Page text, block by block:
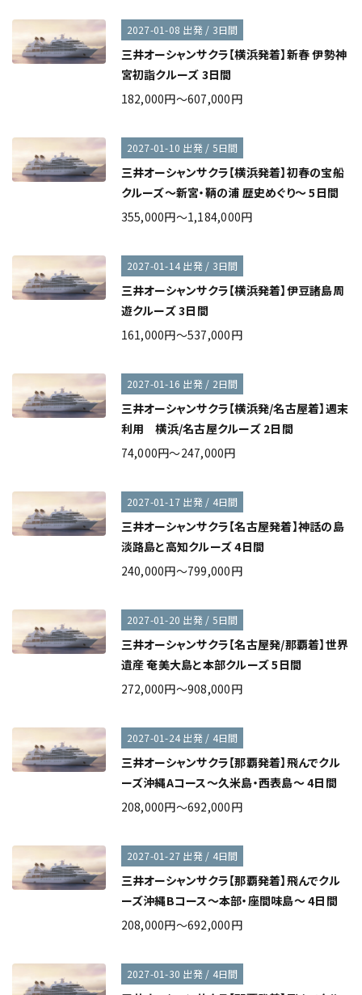
2027-01-08 出発 / 3日間
三井オーシャンサクラ【横浜発着】新春 伊勢神
宮初詣クルーズ 3日間
182,000円～607,000円
2027-01-10 出発 / 5日間
三井オーシャンサクラ【横浜発着】初春の宝船
クルーズ～新宮・鞆の浦 歴史めぐり～ 5日間
355,000円～1,184,000円
2027-01-14 出発 / 3日間
三井オーシャンサクラ【横浜発着】伊豆諸島周
遊クルーズ 3日間
161,000円～537,000円
2027-01-16 出発 / 2日間
三井オーシャンサクラ【横浜発/名古屋着】週末
利用 横浜/名古屋クルーズ 2日間
74,000円～247,000円
2027-01-17 出発 / 4日間
三井オーシャンサクラ【名古屋発着】神話の島
淡路島と高知クルーズ 4日間
240,000円～799,000円
2027-01-20 出発 / 5日間
三井オーシャンサクラ【名古屋発/那覇着】世界
遺産 奄美大島と本部クルーズ 5日間
272,000円～908,000円
2027-01-24 出発 / 4日間
三井オーシャンサクラ【那覇発着】飛んでクル
ーズ沖縄Aコース～久米島・西表島～ 4日間
208,000円～692,000円
2027-01-27 出発 / 4日間
三井オーシャンサクラ【那覇発着】飛んでクル
ーズ沖縄Bコース～本部・座間味島～ 4日間
208,000円～692,000円
2027-01-30 出発 / 4日間